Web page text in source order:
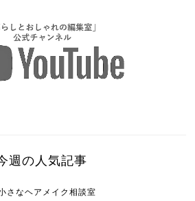
週の人気記事
さなヘアメイク相談室